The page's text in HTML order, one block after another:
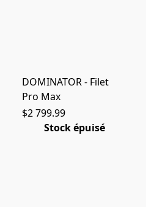
DOMINATOR - Filet
Pro Max
$2 799.99
Stock épuisé